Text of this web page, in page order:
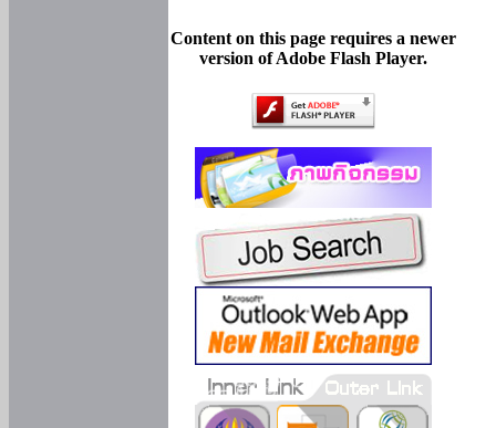
Content on this page requires a newer
version of Adobe Flash Player.